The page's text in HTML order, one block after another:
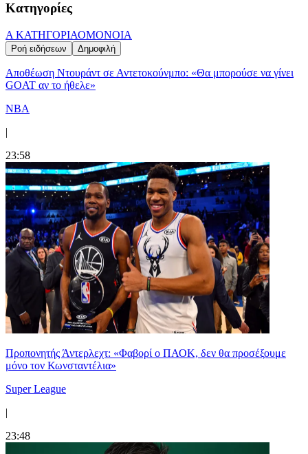
Κατηγορίες
Α ΚΑΤΗΓΟΡΙΑΟΜΟΝΟΙΑ
Ροή ειδήσεων Δημοφιλή
Αποθέωση Ντουράντ σε Αντετοκούνμπο: «Θα μπορούσε να γίνει
GOAT αν το ήθελε»
NBA
|
23:58
Προπονητής Άντερλεχτ: «Φαβορί ο ΠΑΟΚ, δεν θα προσέξουμε
μόνο τον Κωνσταντέλια»
Super League
|
23:48